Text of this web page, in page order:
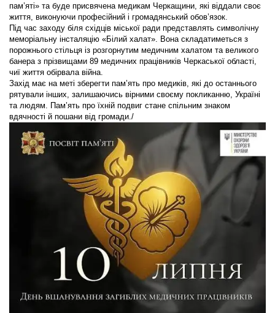
пам’яті» та буде присвячена медикам Черкащини, які віддали своє
життя, виконуючи професійний і громадянський обов’язок.
Під час заходу біля східців міської ради представлять символічну
меморіальну інсталяцію «Білий халат». Вона складатиметься з
порожнього стільця із розгорнутим медичним халатом та великого
банера з прізвищами 89 медичних працівників Черкаської області,
чиї життя обірвала війна.
Захід має на меті зберегти пам’ять про медиків, які до останнього
рятували інших, залишаючись вірними своєму покликанню, Україні
та людям. Пам’ять про їхній подвиг стане спільним знаком
вдячності й пошани від громади./